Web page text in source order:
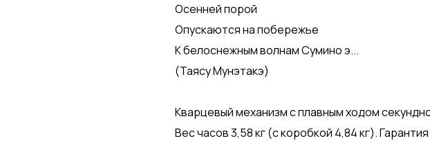
Осенней порой
Опускаются на побережье
К белоснежным волнам Сумино э...
(Таясу Мунэтакэ)
Кварцевый механизм с плавным ходом
Вес часов 3,58 кг (с коробкой 4,84 кг).